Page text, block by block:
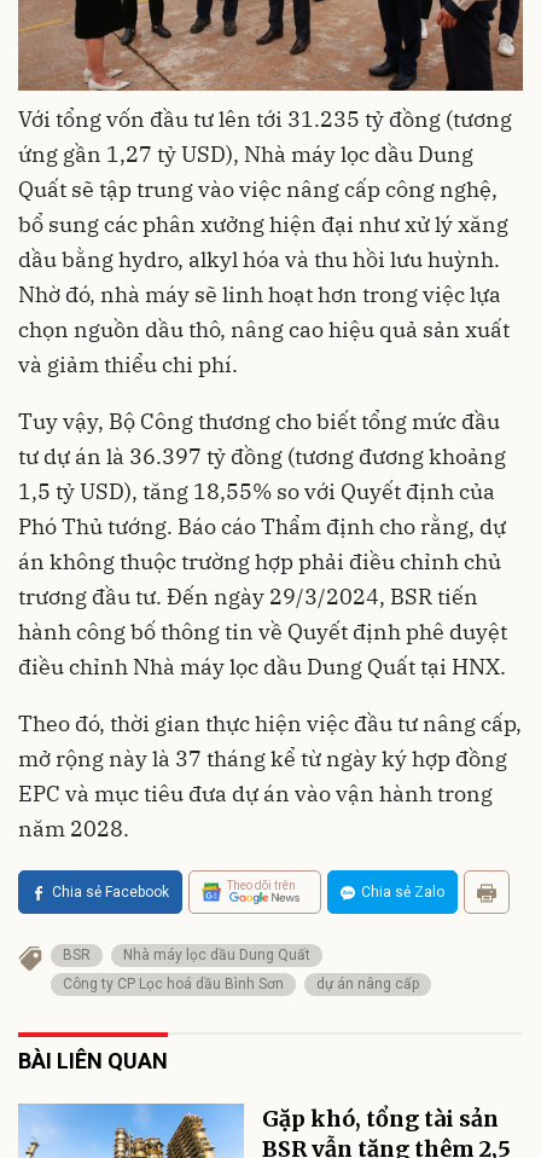
Với tổng vốn đầu tư lên tới 31.235 tỷ đồng (tương
ứng gần 1,27 tỷ USD), Nhà máy lọc dầu Dung
Quất sẽ tập trung vào việc nâng cấp công nghệ,
bổ sung các phân xưởng hiện đại như xử lý xăng
dầu bằng hydro, alkyl hóa và thu hồi lưu huỳnh.
Nhờ đó, nhà máy sẽ linh hoạt hơn trong việc lựa
chọn nguồn dầu thô, nâng cao hiệu quả sản xuất
và giảm thiểu chi phí.
Tuy vậy, Bộ Công thương cho biết tổng mức đầu
tư dự án là 36.397 tỷ đồng (tương đương khoảng
1,5 tỷ USD), tăng 18,55% so với Quyết định của
Phó Thủ tướng. Báo cáo Thẩm định cho rằng, dự
án không thuộc trường hợp phải điều chỉnh chủ
trương đầu tư. Đến ngày 29/3/2024, BSR tiến
hành công bố thông tin về Quyết định phê duyệt
điều chỉnh Nhà máy lọc dầu Dung Quất tại HNX.
Theo đó, thời gian thực hiện việc đầu tư nâng cấp,
mở rộng này là 37 tháng kể từ ngày ký hợp đồng
EPC và mục tiêu đưa dự án vào vận hành trong
năm 2028.
Chia sẻ Facebook Theo dõi trên Chia sẻ Zalo
BSR
Nhà máy lọc dầu Dung Quất
Công ty CP Lọc hoá dầu Bình Sơn
dự án nâng cấp
BÀI LIÊN QUAN
Gặp khó, tổng tài sản
BSR vẫn tăng thêm 2,5